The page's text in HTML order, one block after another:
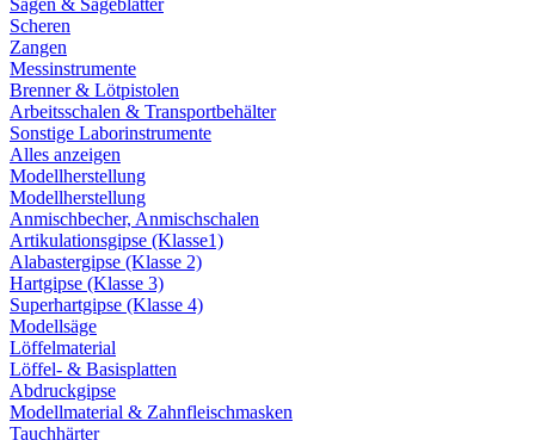
Sägen & Sägeblätter
Scheren
Zangen
Messinstrumente
Brenner & Lötpistolen
Arbeitsschalen & Transportbehälter
Sonstige Laborinstrumente
Alles anzeigen
Modellherstellung
Modellherstellung
Anmischbecher, Anmischschalen
Artikulationsgipse (Klasse1)
Alabastergipse (Klasse 2)
Hartgipse (Klasse 3)
Superhartgipse (Klasse 4)
Modellsäge
Löffelmaterial
Löffel- & Basisplatten
Abdruckgipse
Modellmaterial & Zahnfleischmasken
Tauchhärter